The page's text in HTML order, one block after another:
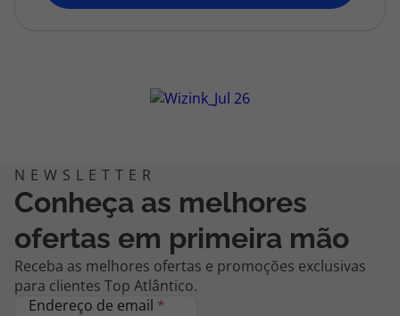
topatlantico@topatlantico.com
Conheça as melhores
ofertas em primeira mão
Receba as melhores ofertas e promoções exclusivas
para clientes Top Atlântico.
Endereço de email *